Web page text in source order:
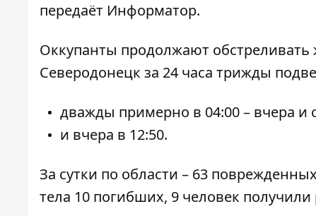
передаёт Информатор.
Оккупанты продолжают
Северодонецк за 24 часа трижды
дважды примерно в 04:00 – вчера и
и вчера в 12:50.
За сутки по области – 63
тела 10 погибших, 9 человек получили